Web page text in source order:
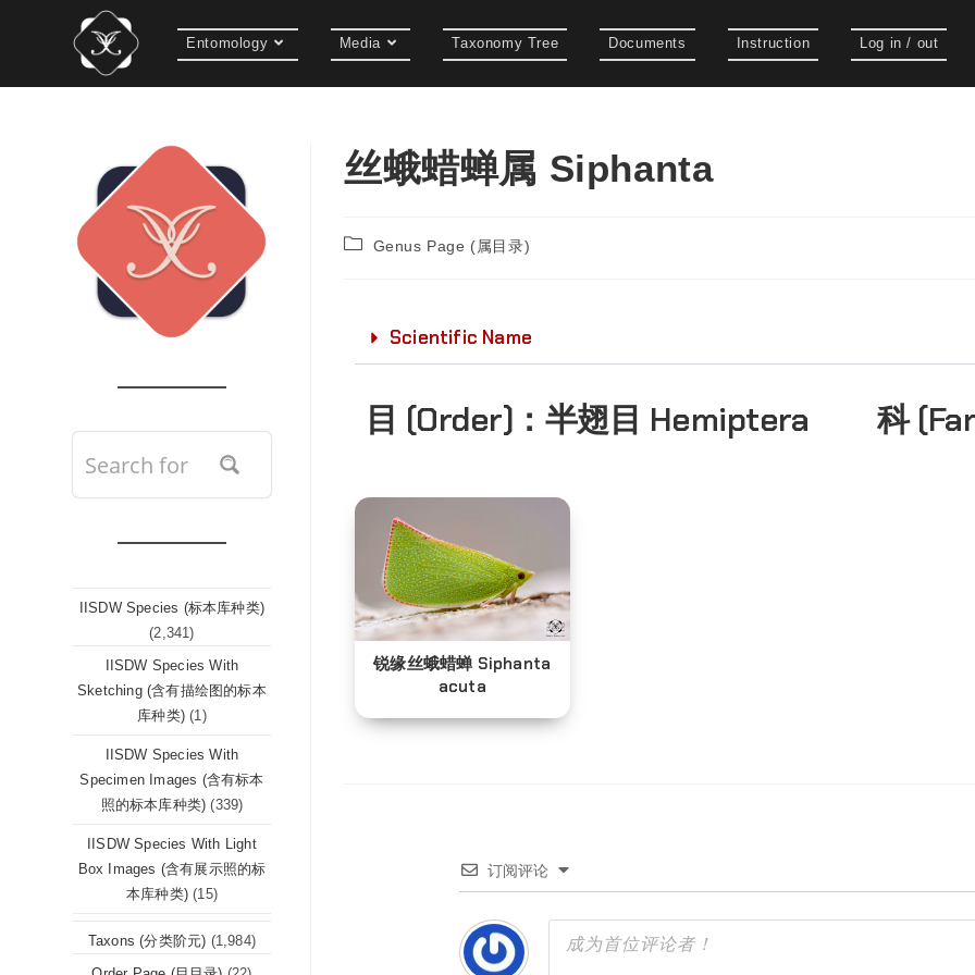
Entomology Media Taxonomy Tree Documents Instruction Log in / out
丝蛾蜡蝉属 Siphanta
Genus Page (属目录)
Scientific Name
目 (Order)： 半翅目 Hemiptera 科
锐缘丝蛾蜡蝉 Siphanta
acuta
订阅评论
IISDW Species (标本库种类)
(2,341)
IISDW Species With
Sketching (含有描绘图的标本
库种类) (1)
IISDW Species With
Specimen Images (含有标本
照的标本库种类) (339)
IISDW Species With Light
Box Images (含有展示照的标
本库种类) (15)
Taxons (分类阶元) (1,984)